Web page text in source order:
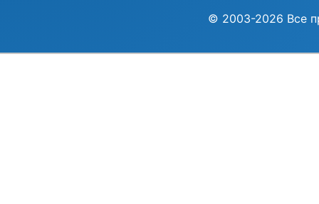
© 2003-2026 Все